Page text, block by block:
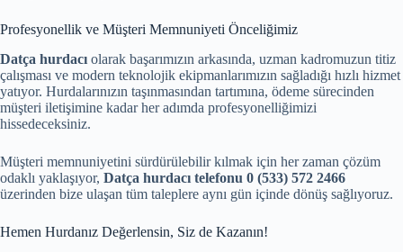
Profesyonellik ve Müşteri Memnuniyeti Önceliğimiz
Datça hurdacı olarak başarımızın arkasında, uzman kadromuzun titiz
çalışması ve modern teknolojik ekipmanlarımızın sağladığı hızlı hizmet
yatıyor. Hurdalarınızın taşınmasından tartımına, ödeme sürecinden
müşteri iletişimine kadar her adımda profesyonelliğimizi
hissedeceksiniz.
Müşteri memnuniyetini sürdürülebilir kılmak için her zaman çözüm
odaklı yaklaşıyor, Datça hurdacı telefonu 0 (533) 572 2466
üzerinden bize ulaşan tüm taleplere aynı gün içinde dönüş sağlıyoruz.
Hemen Hurdanız Değerlensin, Siz de Kazanın!